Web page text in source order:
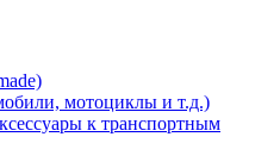
мотоциклы и т.д.)
к транспортным